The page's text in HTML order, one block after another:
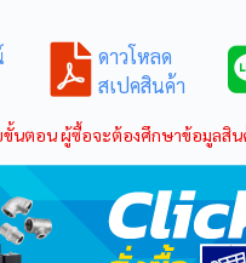
ดาวโหลด
สเปคสินค้า
นตอน ผู้ซื้อจะต้องศึกษาข้อมูลสิน